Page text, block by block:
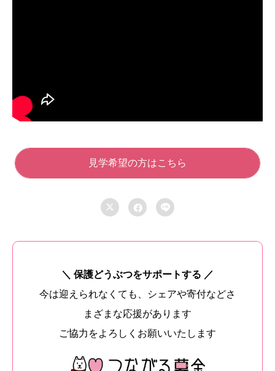
見学希望の方はこちら
  
＼ 保護どうぶつをサポートする ／
今は迎えられなくても、シェアや寄付などさ
まざまな応援があります
ご協力をよろしくお願いいたします